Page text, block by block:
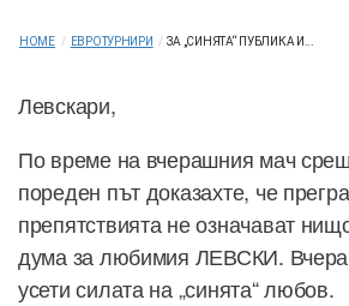
HOME / ЕВРОТУРНИРИ / ЗА „СИНЯТА“ ПУБЛИКА И...
Левскари,
По време на вчерашния мач
пореден път доказахте, че
препятствията не означават
дума за любимия ЛЕВСКИ. Вчера
усети силата на „синята“ любов.